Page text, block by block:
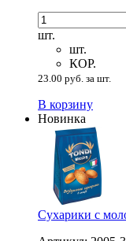
шт.
шт.
КОР.
23.00 руб. за шт.
В корзину
Новинка
Сухарики с